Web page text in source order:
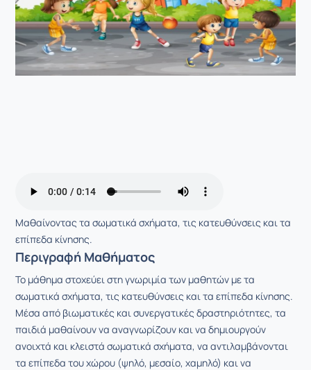
Μαθαίνοντας τα σωματικά σχήματα, τις κατευθύνσεις και τα
επίπεδα κίνησης.
Περιγραφή Μαθήματος
Το μάθημα στοχεύει στη γνωριμία των μαθητών με τα
σωματικά σχήματα, τις κατευθύνσεις και τα επίπεδα κίνησης.
Μέσα από βιωματικές και συνεργατικές δραστηριότητες, τα
παιδιά μαθαίνουν να αναγνωρίζουν και να δημιουργούν
ανοιχτά και κλειστά σωματικά σχήματα, να αντιλαμβάνονται
τα επίπεδα του χώρου (ψηλό, μεσαίο, χαμηλό) και να